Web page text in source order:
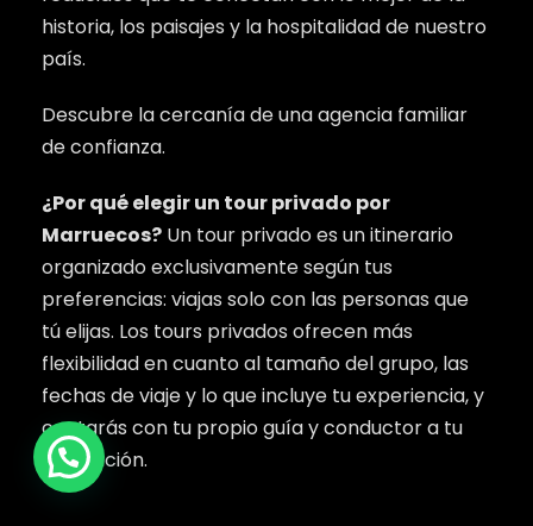
historia, los paisajes y la hospitalidad de nuestro
país.
Descubre la cercanía de una agencia familiar
de confianza.
¿Por qué elegir un tour privado por
Marruecos? Un tour privado es un itinerario
organizado exclusivamente según tus
preferencias: viajas solo con las personas que
tú elijas. Los tours privados ofrecen más
flexibilidad en cuanto al tamaño del grupo, las
fechas de viaje y lo que incluye tu experiencia, y
contarás con tu propio guía y conductor a tu
disposición.